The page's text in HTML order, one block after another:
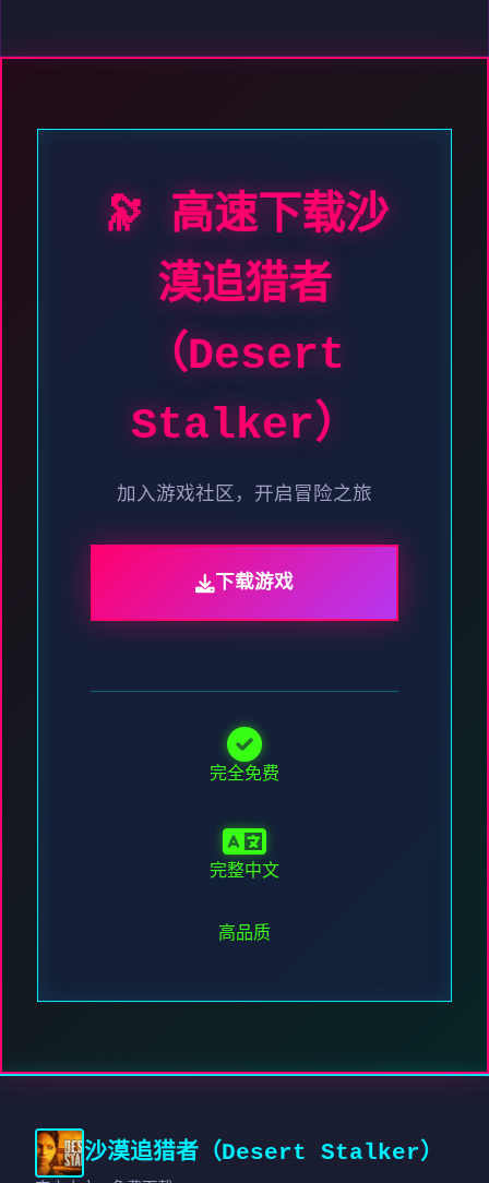
🔭 高速下载沙
漠追猎者
（Desert
Stalker）
加入游戏社区，开启冒险之旅
下载游戏
完全免费
完整中文
高品质
沙漠追猎者（Desert Stalker）